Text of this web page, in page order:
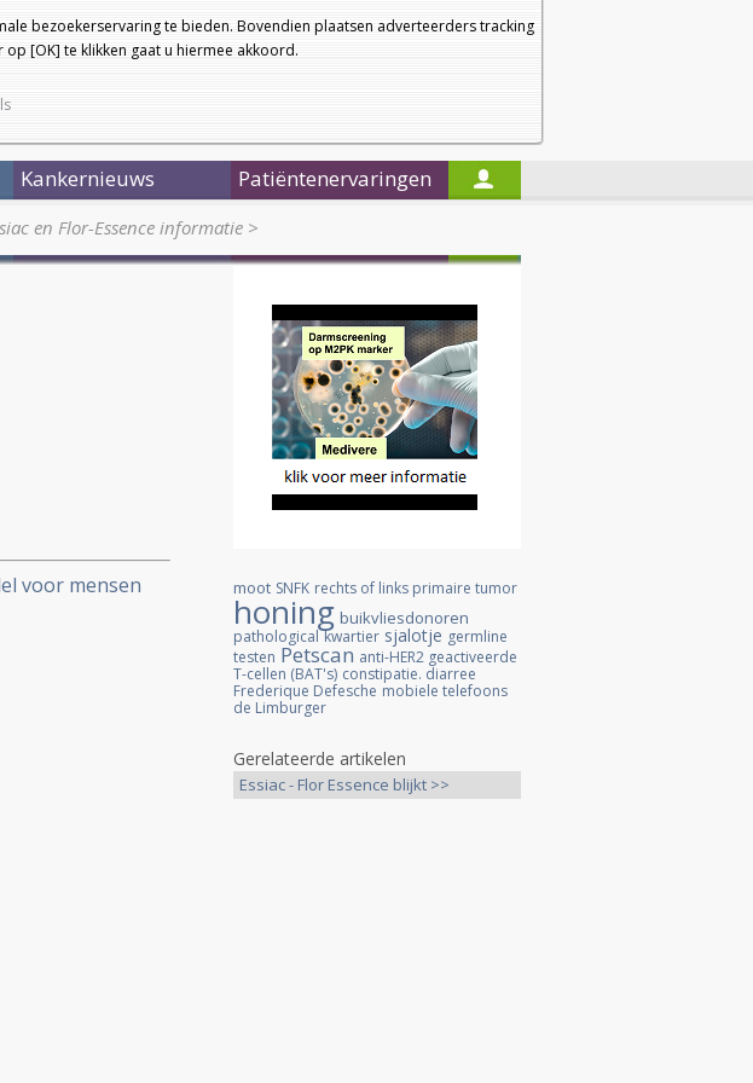
bezoekerservaring te bieden. Bovendien plaatsen adverteerders tracking
[OK] te klikken gaat u hiermee akkoord.
a
a
Nieuwsbrief
Startpagina
Kankernieuws Patiëntenervaringen
en Flor-Essence informatie >
voor mensen
moot SNFK rechts of links primaire tumor
honing buikvliesdonoren
pathological kwartier sjalotje germline
testen Petscan anti-HER2 geactiveerde
T-cellen (BAT's) constipatie. diarree
Frederique Defesche mobiele telefoons
de Limburger
Gerelateerde artikelen
Essiac - Flor Essence blijkt >>